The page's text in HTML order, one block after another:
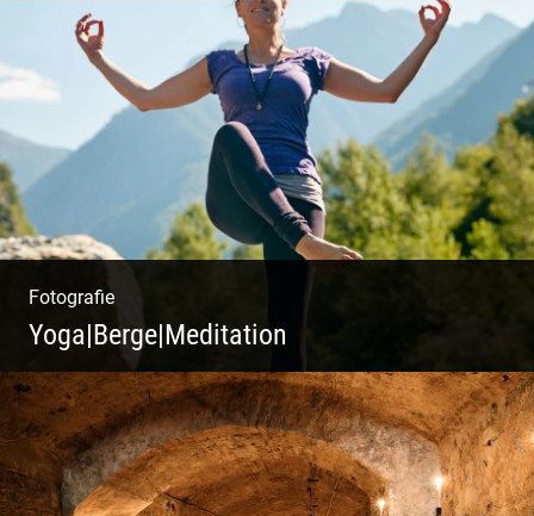
Fotografie
Yoga|Berge|Meditation
Freiheit genießen | Körper, Geist und Energie
| Ruhe und Entspannung | Bewusstsein für
Natur